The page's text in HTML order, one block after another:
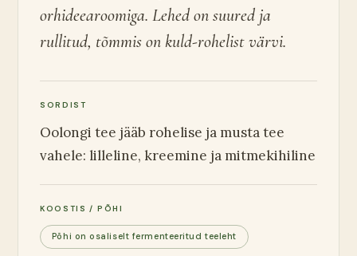
orhideearoomiga. Lehed on suured ja
rullitud, tõmmis on kuld-rohelist värvi.
SORDIST
Oolongi tee jääb rohelise ja musta tee
vahele: lilleline, kreemine ja mitmekihiline
KOOSTIS / PÕHI
Põhi on osaliselt fermenteeritud teeleht